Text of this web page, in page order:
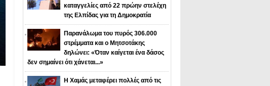
καταγγελίες από 22 πρώην στελέχη
της Ελπίδας για τη Δημοκρατία
Παρανάλωμα του πυρός 306.000
στρέμματα και ο Μητσοτάκης
δηλώνει: «Όταν καίγεται ένα δάσος
δεν σημαίνει ότι χάνεται...»
Η Χαμάς μεταφέρει πολλές από τις